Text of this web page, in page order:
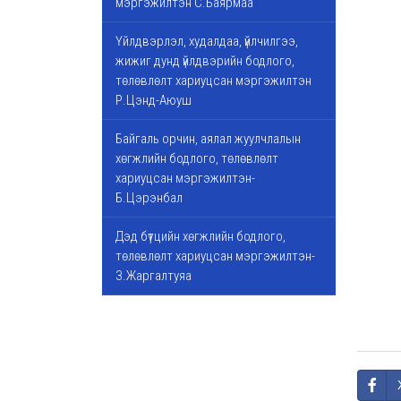
Үйлдвэрлэл, худалдаа, үйлчилгээ,
жижиг дунд үйлдвэрийн бодлого,
төлөвлөлт хариуцсан мэргэжилтэн
Р.Цэнд-Аюуш
Байгаль орчин, аялал жуулчлалын
хөгжлийн бодлого, төлөвлөлт
хариуцсан мэргэжилтэн-
Б.Цэрэнбал
Дэд бүтцийн хөгжлийн бодлого,
төлөвлөлт хариуцсан мэргэжилтэн-
З.Жаргалтуяа